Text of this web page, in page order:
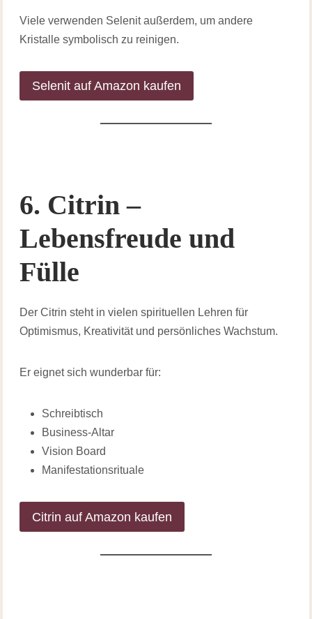
Viele verwenden Selenit außerdem, um andere
Kristalle symbolisch zu reinigen.
Selenit auf Amazon kaufen
6. Citrin –
Lebensfreude und
Fülle
Der Citrin steht in vielen spirituellen Lehren für
Optimismus, Kreativität und persönliches Wachstum.
Er eignet sich wunderbar für:
Schreibtisch
Business-Altar
Vision Board
Manifestationsrituale
Citrin auf Amazon kaufen